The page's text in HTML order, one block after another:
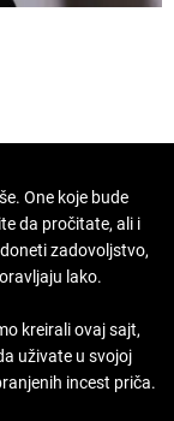
One koje bude
da pročitate, ali i
zadovoljstvo,
lako.
kreirali ovaj sajt,
uživate u svojoj
incest priča.